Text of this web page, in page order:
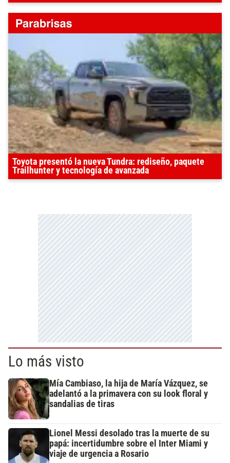
Toyota presentó la nueva Tundra: rediseño, paquete
Trailhunter y tecnología de avanzada
Lo más visto
Mía Cambiaso, la hija de María Vázquez, se
adelantó a la primavera con su look floral y
sandalias de tiras
Lionel Messi desolado tras la muerte de su
papá: incertidumbre sobre el Inter Miami y
viaje de urgencia a Rosario